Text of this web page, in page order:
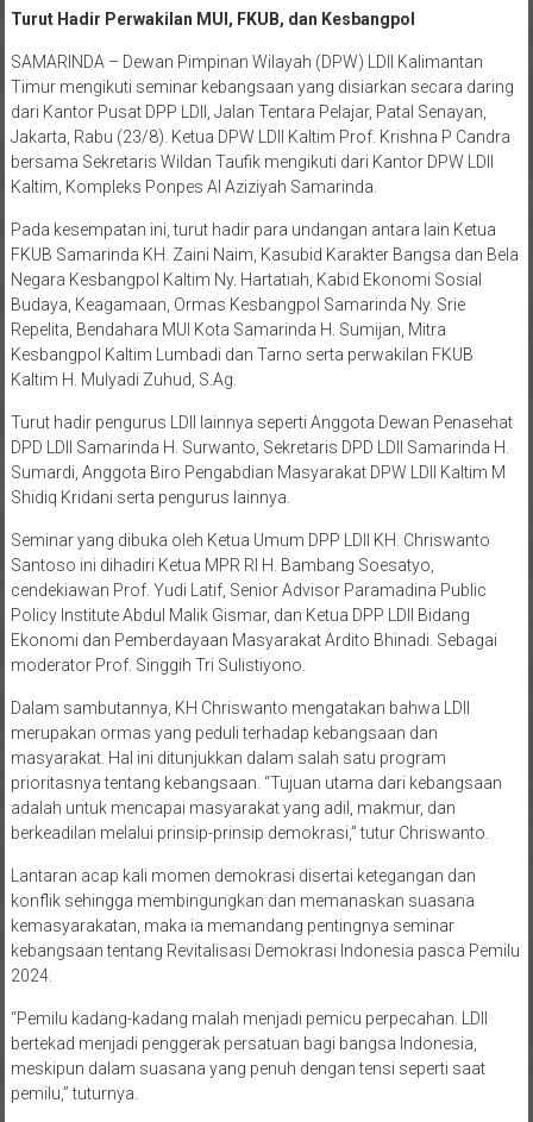
SAMARINDA – Dewan Pimpinan Wilayah (DPW) LDII Kalimantan
Timur mengikuti seminar kebangsaan yang disiarkan secara daring
dari Kantor Pusat DPP LDII, Jalan Tentara Pelajar, Patal Senayan,
Jakarta, Rabu (23/8). Ketua DPW LDII Kaltim Prof. Krishna P Candra
bersama Sekretaris Wildan Taufik mengikuti dari Kantor DPW LDII
Pada kesempatan ini, turut hadir para undangan antara lain Ketua
FKUB Samarinda KH. Zaini Naim, Kasubid Karakter Bangsa dan Bela
Negara Kesbangpol Kaltim Ny. Hartatiah, Kabid Ekonomi Sosial
Budaya, Keagamaan, Ormas Kesbangpol Samarinda Ny. Srie
Repelita, Bendahara MUI Kota Samarinda H. Sumijan, Mitra
Kesbangpol Kaltim Lumbadi dan Tarno serta perwakilan FKUB
Turut hadir pengurus LDII lainnya seperti Anggota Dewan Penasehat
DPD LDII Samarinda H. Surwanto, Sekretaris DPD LDII Samarinda H.
Sumardi, Anggota Biro Pengabdian Masyarakat DPW LDII Kaltim M
Seminar yang dibuka oleh Ketua Umum DPP LDII KH. Chriswanto
Santoso ini dihadiri Ketua MPR RI H. Bambang Soesatyo,
cendekiawan Prof. Yudi Latif, Senior Advisor Paramadina Public
Policy Institute Abdul Malik Gismar, dan Ketua DPP LDII Bidang
Ekonomi dan Pemberdayaan Masyarakat Ardito Bhinadi. Sebagai
Dalam sambutannya, KH Chriswanto mengatakan bahwa LDII
merupakan ormas yang peduli terhadap kebangsaan dan
masyarakat. Hal ini ditunjukkan dalam salah satu program
prioritasnya tentang kebangsaan. “Tujuan utama dari kebangsaan
adalah untuk mencapai masyarakat yang adil, makmur, dan
Lantaran acap kali momen demokrasi disertai ketegangan dan
konflik sehingga membingungkan dan memanaskan suasana
kemasyarakatan, maka ia memandang pentingnya seminar
kebangsaan tentang Revitalisasi Demokrasi Indonesia pasca Pemilu
“Pemilu kadang-kadang malah menjadi pemicu perpecahan. LDII
bertekad menjadi penggerak persatuan bagi bangsa Indonesia,
meskipun dalam suasana yang penuh dengan tensi seperti saat